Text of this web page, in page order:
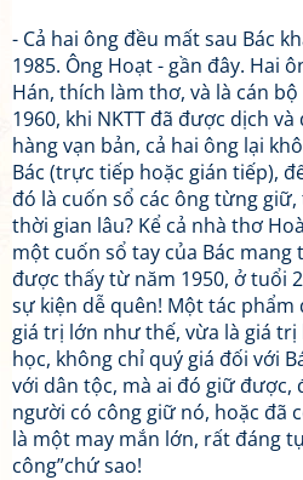
- Cả hai ông đều mất sau Bác
1985. Ông Hoạt - gần đây. Hai
Hán, thích làm thơ, và là cán
1960, khi NKTT đã được dịch
hàng vạn bản, cả hai ông lại
Bác (trực tiếp hoặc gián tiếp),
đó là cuốn sổ các ông từng
thời gian lâu? Kể cả nhà thơ
một cuốn sổ tay của Bác mang
được thấy từ năm 1950, ở tuổi
sự kiện dễ quên! Một tác
giá trị lớn như thế, vừa là giá
học, không chỉ quý giá đối với
với dân tộc, mà ai đó giữ được,
người có công giữ nó, hoặc đã
là một may mắn lớn, rất đáng
công”chứ sao!